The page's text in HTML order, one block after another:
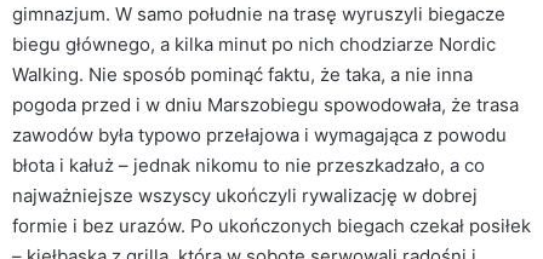
gimnazjum. W samo południe na trasę wyruszyli biegacze
biegu głównego, a kilka minut po nich chodziarze Nordic
Walking. Nie sposób pominąć faktu, że taka, a nie inna
pogoda przed i w dniu Marszobiegu spowodowała, że trasa
zawodów była typowo przełajowa i wymagająca z powodu
błota i kałuż – jednak nikomu to nie przeszkadzało, a co
najważniejsze wszyscy ukończyli rywalizację w dobrej
formie i bez urazów. Po ukończonych biegach czekał posiłek